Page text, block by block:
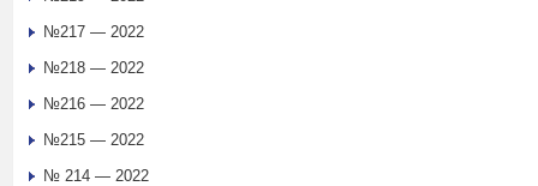
№217 — 2022
№218 — 2022
№216 — 2022
№215 — 2022
№ 214 — 2022